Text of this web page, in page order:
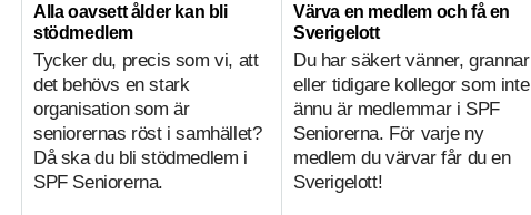
Alla oavsett ålder kan bli
stödmedlem
Tycker du, precis som vi, att
det behövs en stark
organisation som är
seniorernas röst i samhället?
Då ska du bli stödmedlem i
SPF Seniorerna.
Värva en medlem och få en
Sverigelott
Du har säkert vänner, grannar
eller tidigare kollegor som inte
ännu är medlemmar i SPF
Seniorerna. För varje ny
medlem du värvar får du en
Sverigelott!